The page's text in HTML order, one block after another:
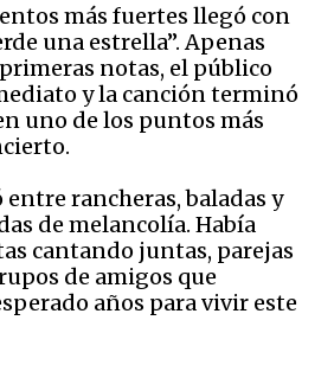
más fuertes llegó con
una estrella”. Apenas
notas, el público
y la canción terminó
uno de los puntos más
entre rancheras, baladas y
de melancolía. Había
cantando juntas, parejas
de amigos que
años para vivir este